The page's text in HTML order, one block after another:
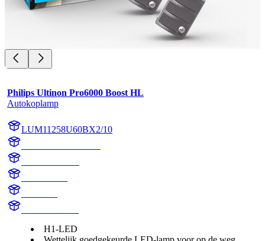
Philips Ultinon Pro6000 Boost HL
Autokoplamp
LUM11258U60BX2/10
H1-LED